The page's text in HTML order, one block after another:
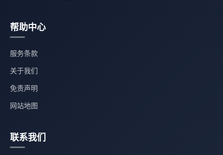
帮助中心
服务条款
关于我们
免责声明
网站地图
联系我们